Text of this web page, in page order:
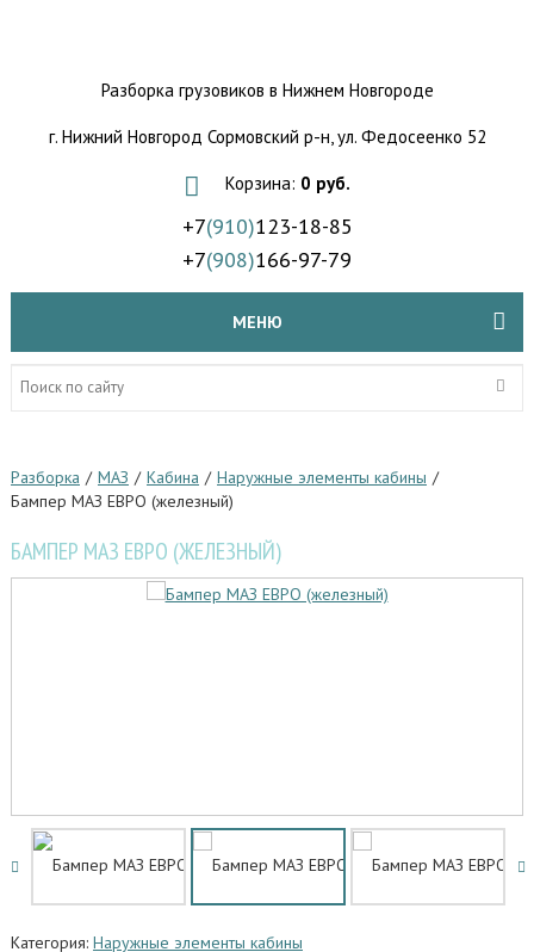
Разборка грузовиков в Нижнем Новгороде
г. Нижний Новгород Сормовский р-н,ул. Федосеенко 52
Корзина: 0 руб.
+7(910)123-18-85
+7(908)166-97-79
МЕНЮ
Разборка / МАЗ / Кабина / Наружные элементы кабины /
Бампер МАЗ ЕВРО (железный)
БАМПЕР МАЗ ЕВРО (ЖЕЛЕЗНЫЙ)
Категория: Наружные элементы кабины